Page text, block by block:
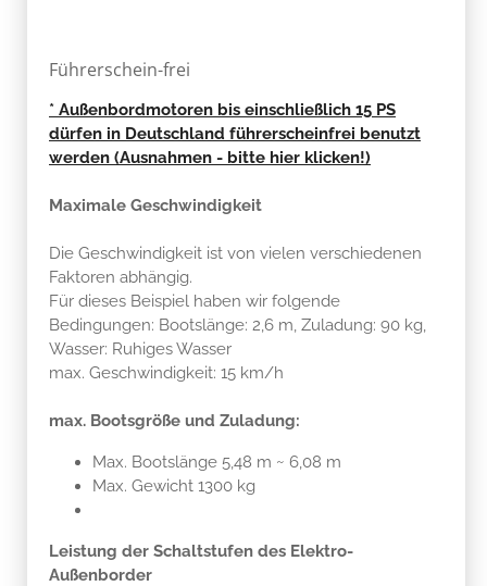
Führerschein-frei
* Außenbordmotoren bis einschließlich 15 PS
dürfen in Deutschland führerscheinfrei benutzt
werden (Ausnahmen - bitte hier klicken!)
Maximale Geschwindigkeit
Die Geschwindigkeit ist von vielen verschiedenen
Faktoren abhängig.
Für dieses Beispiel haben wir folgende
Bedingungen: Bootslänge: 2,6 m, Zuladung: 90 kg,
Wasser: Ruhiges Wasser
max. Geschwindigkeit: 15 km/h
max. Bootsgröße und Zuladung:
Max. Bootslänge 5,48 m ~ 6,08 m
Max. Gewicht 1300 kg
Leistung der Schaltstufen des Elektro-
Außenborder